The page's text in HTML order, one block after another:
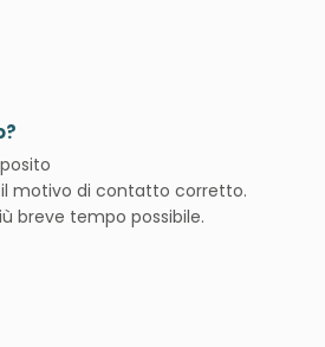
motivo di contatto corretto.
breve tempo possibile.